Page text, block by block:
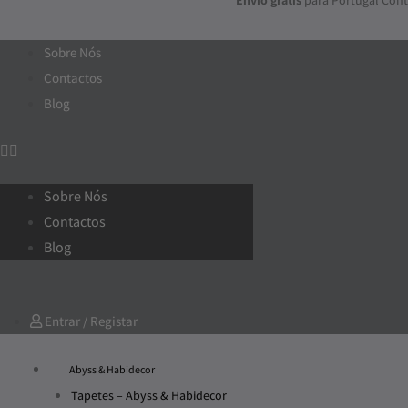
to
content
Sobre Nós
Contactos
Blog
Sobre Nós
Contactos
Blog
Entrar / Registar
Abyss & Habidecor
Tapetes – Abyss & Habidecor